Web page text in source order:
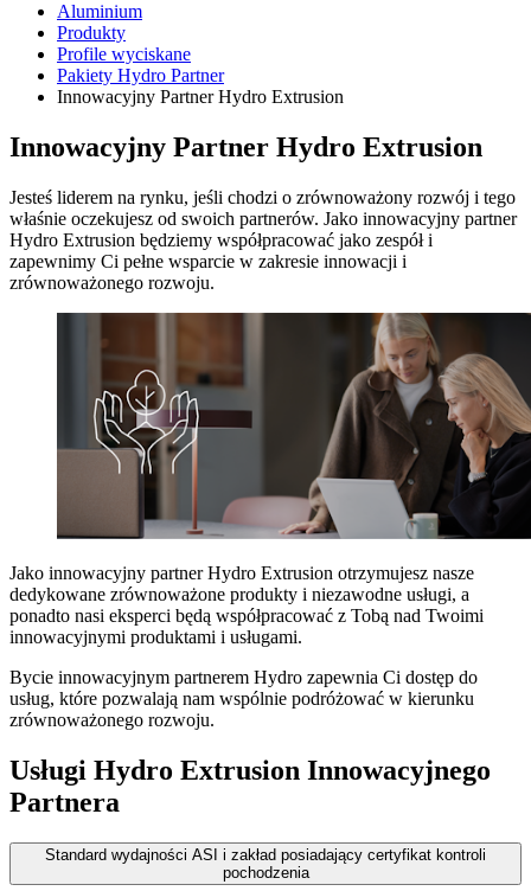
Aluminium
Produkty
Profile wyciskane
Pakiety Hydro Partner
Innowacyjny Partner Hydro Extrusion
Innowacyjny Partner Hydro Extrusion
Jesteś liderem na rynku, jeśli chodzi o zrównoważony rozwój i tego
właśnie oczekujesz od swoich partnerów. Jako innowacyjny partner
Hydro Extrusion będziemy współpracować jako zespół i
zapewnimy Ci pełne wsparcie w zakresie innowacji i
zrównoważonego rozwoju.
Jako innowacyjny partner Hydro Extrusion otrzymujesz nasze
dedykowane zrównoważone produkty i niezawodne usługi, a
ponadto nasi eksperci będą współpracować z Tobą nad Twoimi
innowacyjnymi produktami i usługami.
Bycie innowacyjnym partnerem Hydro zapewnia Ci dostęp do
usług, które pozwalają nam wspólnie podróżować w kierunku
zrównoważonego rozwoju.
Usługi Hydro Extrusion Innowacyjnego
Partnera
Standard wydajności ASI i zakład posiadający certyfikat kontroli
pochodzenia